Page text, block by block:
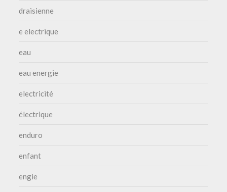
draisienne
e electrique
eau
eau energie
electricité
électrique
enduro
enfant
engie